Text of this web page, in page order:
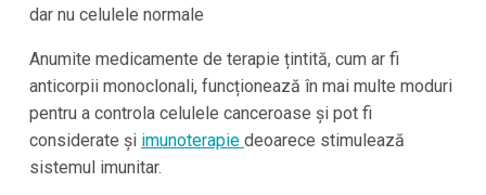
dar nu celulele normale
Anumite medicamente de terapie țintită, cum ar fi
anticorpii monoclonali, funcționează în mai multe moduri
pentru a controla celulele canceroase și pot fi
considerate și imunoterapie deoarece stimulează
sistemul imunitar.